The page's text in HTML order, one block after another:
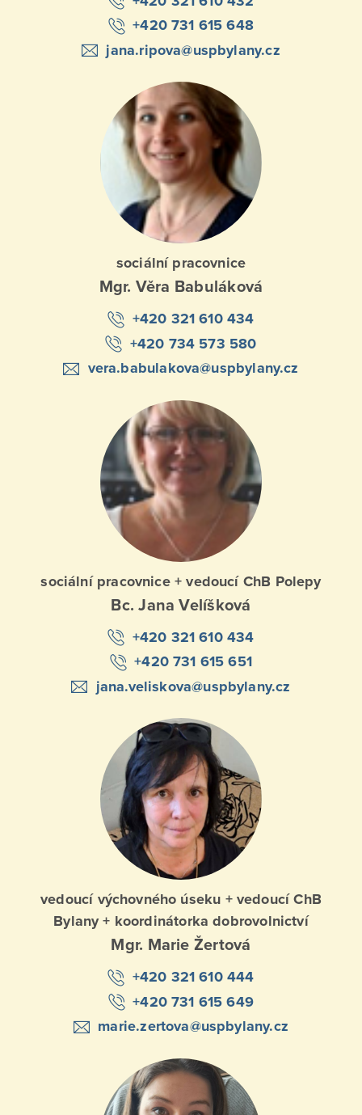
+420 731 615 648
jana.ripova@uspbylany.cz
sociální pracovnice
Mgr. Věra Babuláková
+420 321 610 434
+420 734 573 580
vera.babulakova@uspbylany.cz
sociální pracovnice + vedoucí ChB Polepy
Bc. Jana Velíšková
+420 321 610 434
+420 731 615 651
jana.veliskova@uspbylany.cz
vedoucí výchovného úseku + vedoucí ChB
Bylany + koordinátorka dobrovolnictví
Mgr. Marie Žertová
+420 321 610 444
+420 731 615 649
marie.zertova@uspbylany.cz